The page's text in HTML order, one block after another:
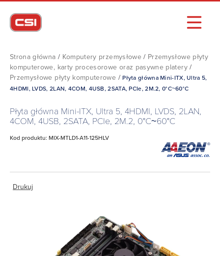
Strona główna / Komputery przemysłowe / Przemysłowe płyty
komputerowe, karty procesorowe oraz pasywne platery/
Przemysłowe płyty komputerowe /Płyta główna Mini-ITX, Ultra 5,
4HDMI, LVDS, 2LAN, 4COM, 4USB, 2SATA, PCIe, 2M.2, 0°C~60°C
Płyta główna Mini-ITX, Ultra 5, 4HDMI, LVDS, 2LAN,
4COM, 4USB, 2SATA, PCIe, 2M.2, 0°C~60°C
Kod produktu: MIX-MTLD1-A11-125HLV
Drukuj